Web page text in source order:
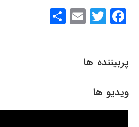
پربیننده ها
ویدیو ها
F
a
e
o
o
T
wi
er
E
m